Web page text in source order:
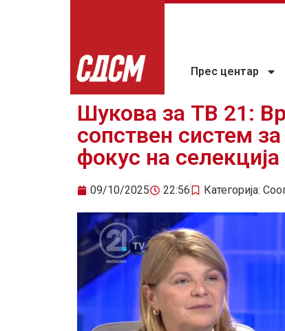
Прес центар
Шукова за ТВ 21:
сопствен систем
фокус на
09/10/2025 22:56 Категорија: